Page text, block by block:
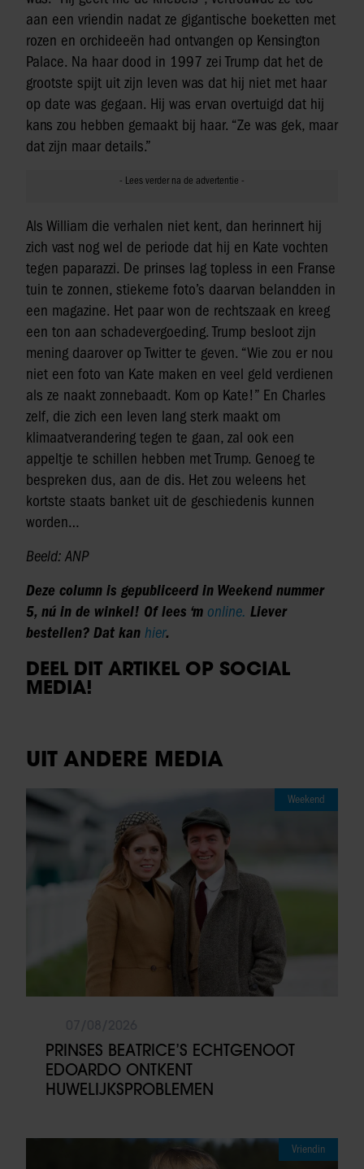
aan een vriendin nadat ze gigantische boeketten met
rozen en orchideeën had ontvangen op Kensington
Palace. Na haar dood in 1997 zei Trump dat het de
grootste spijt uit zijn leven was dat hij niet met haar
op date was gegaan. Hij was ervan overtuigd dat hij
kans zou hebben gemaakt bij haar. “Ze was gek, maar
dat zijn maar details.”
Als William die verhalen niet kent, dan herinnert hij
zich vast nog wel de periode dat hij en Kate vochten
tegen paparazzi. De prinses lag topless in een Franse
tuin te zonnen, stiekeme foto’s daarvan belandden in
een magazine. Het paar won de rechtszaak en kreeg
een ton aan schadevergoeding. Trump besloot zijn
mening daarover op Twitter te geven. “Wie zou er nou
niet een foto van Kate maken en veel geld verdienen
als ze naakt zonnebaadt. Kom op Kate!” En Charles
zelf, die zich een leven lang sterk maakt om
klimaatverandering tegen te gaan, zal ook een
appeltje te schillen hebben met Trump. Genoeg te
bespreken dus, aan de dis. Het zou weleens het
kortste staats banket uit de geschiedenis kunnen
worden…
Beeld: ANP
Deze column is gepubliceerd in Weekend nummer
5, nú in de winkel! Of lees ‘m online. Liever
bestellen? Dat kan hier.
DEEL DIT ARTIKEL OP SOCIAL
MEDIA!
UIT ANDERE MEDIA
Weekend
PRINSES BEATRICE’S ECHTGENOOT
EDOARDO ONTKENT
HUWELIJKSPROBLEMEN
Vriendin